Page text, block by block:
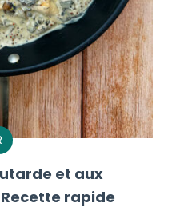
et aux
rapide